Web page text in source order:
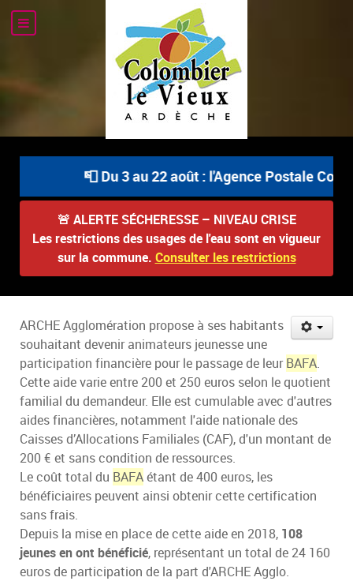
📮 Du 3 au 22 août : l'Agence Postale
🚨 ALERTE SÉCHERESSE – NIVEAU CRISE
Les restrictions des usages de l'eau sont en vigueur
sur la commune. Consulter les restrictions
ARCHE Agglomération propose à ses habitants
souhaitant devenir animateurs jeunesse une
participation financière pour le passage de leurBAFA.
Cette aide varie entre 200 et 250 euros selon le quotient
familial du demandeur. Elle est cumulable avec d'autres
aides financières, notamment l'aide nationale des
Caisses d’Allocations Familiales (CAF), d'un montant de
200 € et sans condition de ressources.
Le coût total du BAFAétant de 400 euros, les
bénéficiaires peuvent ainsi obtenir cette certification
sans frais.
Depuis la mise en place de cette aide en 2018, 108
jeunes en ont bénéficié, représentant un total de 24 160
euros de participation de la part d'ARCHE Agglo.